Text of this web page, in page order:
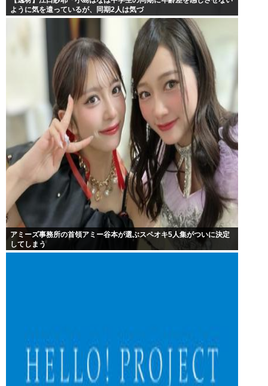
ように気を遣っているが、同期2人は気づ
アミーズ事務所の首領アミー谷本が選ぶスペオキ5人集がついに決定
してしまう